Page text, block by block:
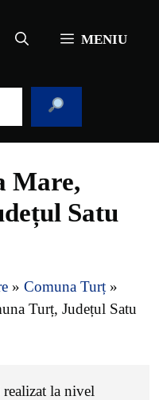
MENIU
Mare,
Satu
» Comuna Turț »
Turț, Județul Satu
la nivel